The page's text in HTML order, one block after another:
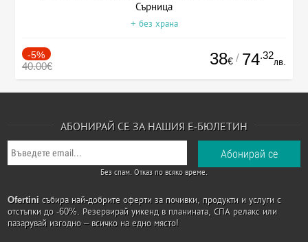
Сърница
+ без храна
-5%
40.00€ 38€ / 74.32
лв.
АБОНИРАЙ СЕ ЗА НАШИЯ Е-БЮЛЕТИН
Без спам. Отказ по всяко време.
Ofertini събира най-добрите оферти за почивки, продукти и услуги с
отстъпки до -60%. Резервирай уикенд в планината, СПА релакс или
пазарувай изгодно – всичко на едно място!